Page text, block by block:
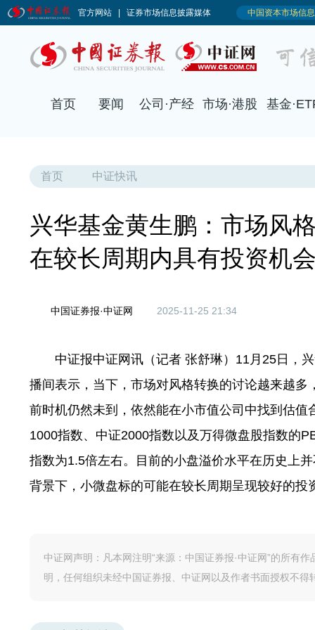
首页 要闻 公司·产经 市场·港股 基金
首页 中证快讯
兴华基金黄生鹏：市场风
在较长周期内具有投资机
中国证券报·中证网 2025-11-25 21:34
中证报中证网讯（记者 张舒琳）11月25日，
播间表示，当下，市场对风格转换的讨论越来越
前时机仍然未到，依然能在小市值公司中找到估
1000指数、中证2000指数以及万得微盘股指数的
指数为1.5倍左右。目前的小盘溢价水平在历史上
背景下，小微盘标的可能在较长周期呈现较好的投
中证网声明：凡本网注明“来源：中国证券报·中证网”的所有
明，任何组织未经中国证券报、中证网以及作者书面授权不